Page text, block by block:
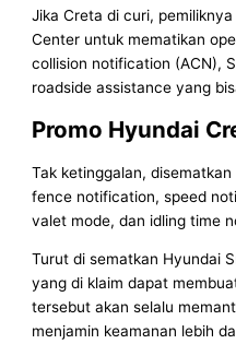
Jika Creta di curi,
Center untuk mematikan
collision notification (ACN),
roadside assistance yang
Promo Hyundai
Tak ketinggalan,
fence notification, speed
valet mode, dan idling time
Turut di sematkan Hyundai
yang di klaim dapat
tersebut akan selalu
menjamin keamanan lebih